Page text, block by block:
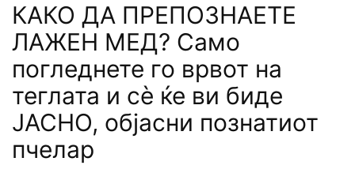
КАКО ДА ПРЕПОЗНАЕТЕ
ЛАЖЕН МЕД? Само
погледнете го врвот на
теглата и сѐ ќе ви биде
ЈАСНО, објасни познатиот
пчелар